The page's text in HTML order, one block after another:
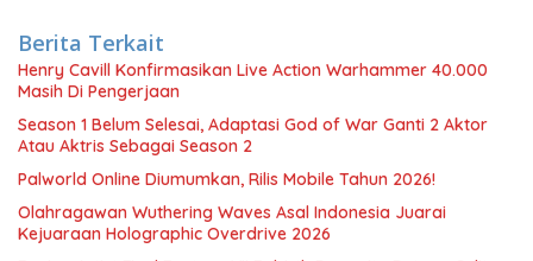
Berita Terkait
Henry Cavill Konfirmasikan Live Action Warhammer 40.000
Masih Di Pengerjaan
Season 1 Belum Selesai, Adaptasi God of War Ganti 2 Aktor
Atau Aktris Sebagai Season 2
Palworld Online Diumumkan, Rilis Mobile Tahun 2026!
Olahragawan Wuthering Waves Asal Indonesia Juarai
Kejuaraan Holographic Overdrive 2026